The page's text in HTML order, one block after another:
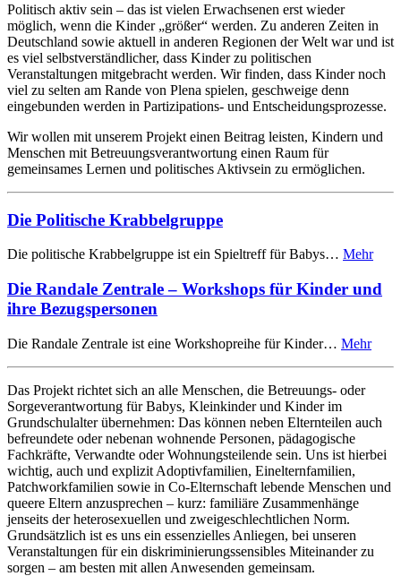
Politisch aktiv sein – das ist vielen Erwachsenen erst wieder
möglich, wenn die Kinder „größer“ werden. Zu anderen Zeiten in
Deutschland sowie aktuell in anderen Regionen der Welt war und ist
es viel selbstverständlicher, dass Kinder zu politischen
Veranstaltungen mitgebracht werden. Wir finden, dass Kinder noch
viel zu selten am Rande von Plena spielen, geschweige denn
eingebunden werden in Partizipations- und Entscheidungsprozesse.
Wir wollen mit unserem Projekt einen Beitrag leisten, Kindern und
Menschen mit Betreuungsverantwortung einen Raum für
gemeinsames Lernen und politisches Aktivsein zu ermöglichen.
Die Politische Krabbelgruppe
Die politische Krabbelgruppe ist ein Spieltreff für Babys… Mehr
Die Randale Zentrale – Workshops für Kinder und
ihre Bezugspersonen
Die Randale Zentrale ist eine Workshopreihe für Kinder… Mehr
Das Projekt richtet sich an alle Menschen, die Betreuungs- oder
Sorgeverantwortung für Babys, Kleinkinder und Kinder im
Grundschulalter übernehmen: Das können neben Elternteilen auch
befreundete oder nebenan wohnende Personen, pädagogische
Fachkräfte, Verwandte oder Wohnungsteilende sein. Uns ist hierbei
wichtig, auch und explizit Adoptivfamilien, Einelternfamilien,
Patchworkfamilien sowie in Co-Elternschaft lebende Menschen und
queere Eltern anzusprechen – kurz: familiäre Zusammenhänge
jenseits der heterosexuellen und zweigeschlechtlichen Norm.
Grundsätzlich ist es uns ein essenzielles Anliegen, bei unseren
Veranstaltungen für ein diskriminierungssensibles Miteinander zu
sorgen – am besten mit allen Anwesenden gemeinsam.